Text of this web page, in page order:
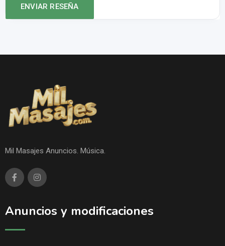
Mil Masajes Anuncios. Música.
Anuncios y modificaciones